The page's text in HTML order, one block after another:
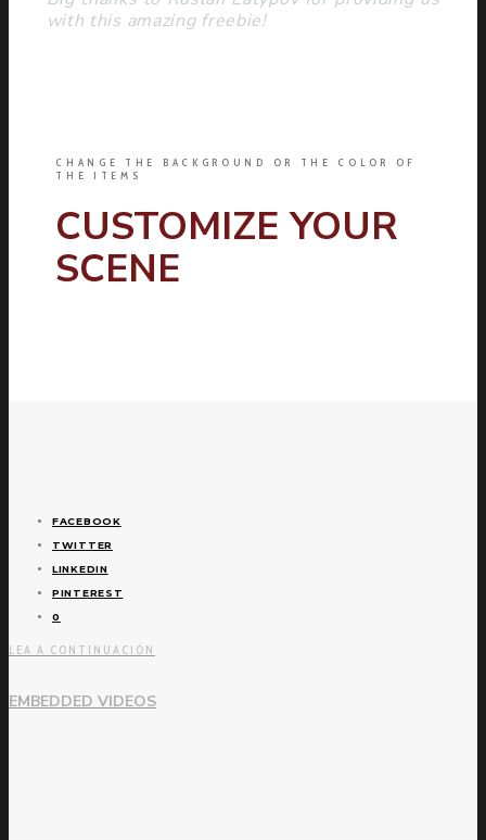
with this amazing freebie!
CHANGE THE BACKGROUND OR THE COLOR OF
THE ITEMS
CUSTOMIZE YOUR
SCENE
FACEBOOK
TWITTER
LINKEDIN
PINTEREST
0
LEA A CONTINUACIÓN
EMBEDDED VIDEOS